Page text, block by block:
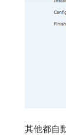
其他都自